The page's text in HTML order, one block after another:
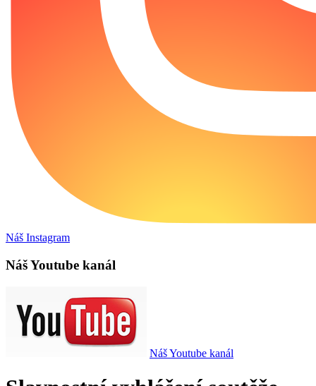
Náš Instagram
Náš Youtube kanál
Náš Youtube kanál